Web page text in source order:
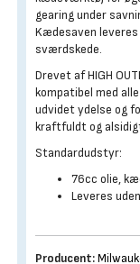
gearing under
Kædesaven
sværdskede.
Drevet af HIGH
kompatibel med
udvidet ydelse og
kraftfuldt og
Standardudstyr:
76cc olie,
Leveres
Producent: